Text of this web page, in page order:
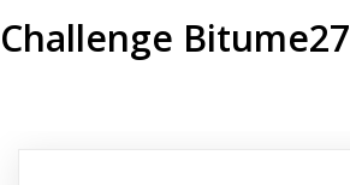
Challenge Bitume27